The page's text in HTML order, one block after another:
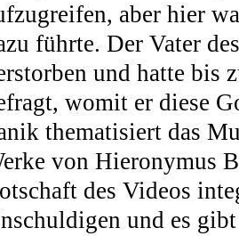
aber hier
führte. Der Vater
und hatte bis
womit er diese
thematisiert das
von Hieronymus
des Videos
und es